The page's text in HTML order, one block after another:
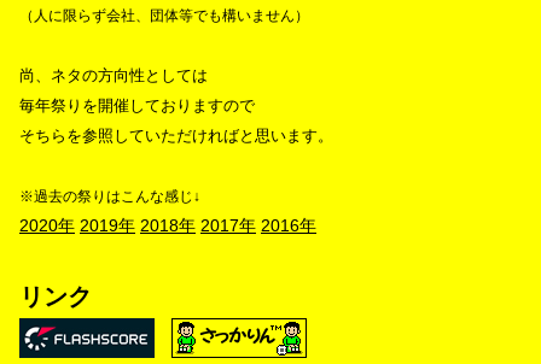
（人に限らず会社、団体等でも構いません）
尚、ネタの方向性としては
毎年祭りを開催しておりますので
そちらを参照していただければと思います。
※過去の祭りはこんな感じ↓
2020年 2019年 2018年 2017年 2016年
リンク